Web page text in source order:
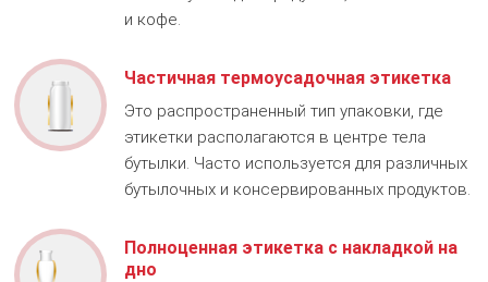
и кофе.
Частичная термоусадочная этикетка
Это распространенный тип упаковки, где
этикетки располагаются в центре тела
бутылки. Часто используется для различных
бутылочных и консервированных продуктов.
Полноценная этикетка с накладкой на
дно